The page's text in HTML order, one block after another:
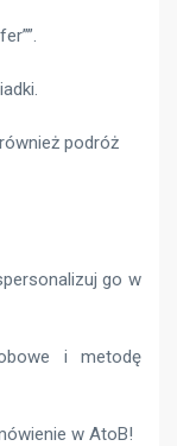
podróż
go w
i metodę
w AtoB!